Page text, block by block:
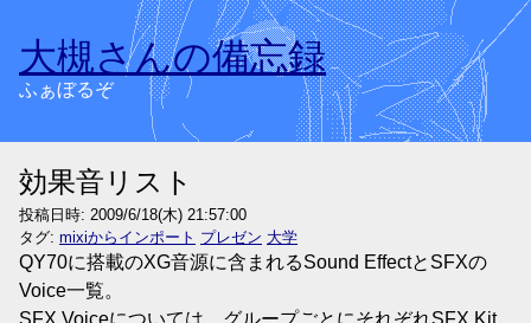
大槻さんの備忘録
ふぁぼるぞ
効果音リスト
投稿日時: 2009/6/18(木) 21:57:00
タグ: mixiからインポート プレゼン 大学
QY70に搭載のXG音源に含まれるSound EffectとSFXの
Voice一覧。
SFX Voiceについては、グループごとにそれぞれSFX Kit